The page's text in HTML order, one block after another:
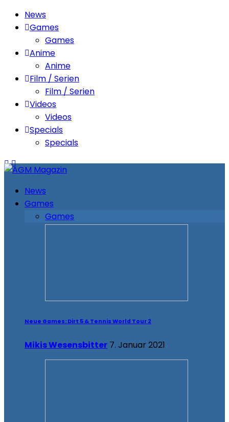
News
Games
Games
Anime
Anime
Film / Serien
Film / Serien
Videos
Videos
Specials
Specials
News
Games
Games
Neue Games: Dirt 5 & Tennis World Tour 2
Mikis Wesensbitter 7. Januar 2021